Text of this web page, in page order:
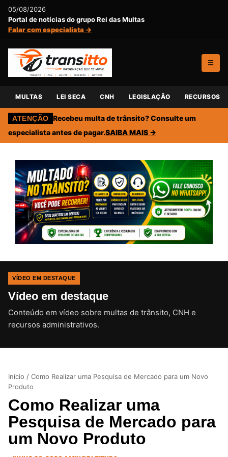
05/08/2026
Portal de notícias do grupo Rei das Multas
Falar com especialista →
☰
MULTAS LEI SECA CNH LEGISLAÇÃO RECURSOS
ATENÇÃO Recebeu multa de trânsito? Consulte um
especialista antes de pagar.SAIBA MAIS →
VÍDEO EM DESTAQUE
Vídeo em destaque
Conteúdo em vídeo sobre multas de trânsito, CNH e
recursos administrativos.CLIQUE PARA ATIVAR O SOM
Início / Como Realizar uma Pesquisa de Mercado para um Novo
Produto
Como Realizar uma
Pesquisa de Mercado para
um Novo Produto